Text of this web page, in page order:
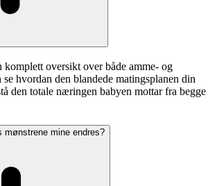
komplett oversikt over både amme- og
hvordan den blandede matingsplanen din
den totale næringen babyen mottar fra begge
mønstrene mine endres?